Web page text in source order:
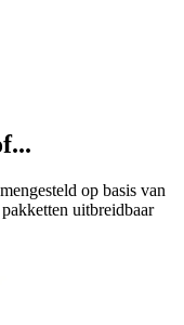
op basis van
uitbreidbaar